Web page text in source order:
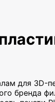
для 3D-
бренда